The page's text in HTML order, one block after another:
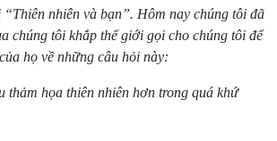
nhiên và bạn”. Hôm nay chúng tôi đã
chúng tôi khắp thế giới gọi cho chúng tôi để
họ về những câu hỏi này:
thảm họa thiên nhiên hơn trong quá khứ